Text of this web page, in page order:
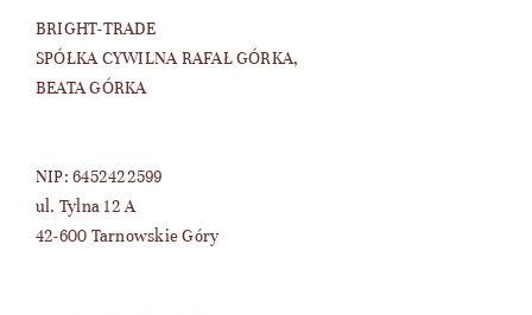
BRIGHT-TRADE
SPÓŁKA CYWILNA RAFAŁ GÓRKA,
BEATA GÓRKA
NIP: 6452422599
ul. Tylna 12 A
42-600 Tarnowskie Góry